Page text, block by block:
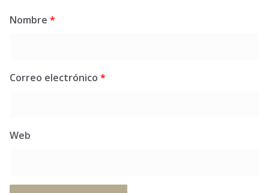
Nombre *
Correo electrónico *
Web